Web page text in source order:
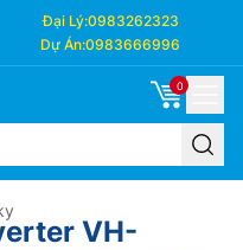
Đại Lý:0983262323
Dự Án:0983666996
0
VH-